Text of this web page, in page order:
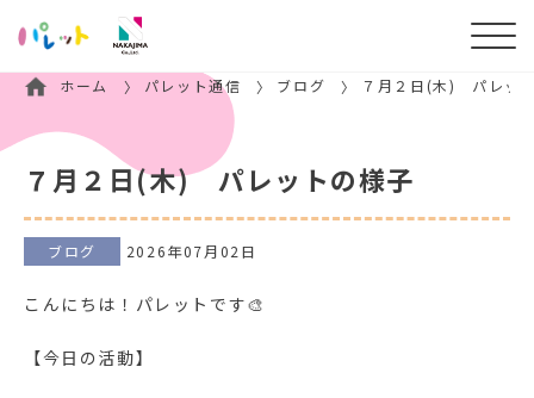
ホーム パレット通信 ブログ ７月２日(木) パレッ
７月２日(木) パレットの様子
ブログ 2026年07月02日
こんにちは！パレットです🎨
【今日の活動】